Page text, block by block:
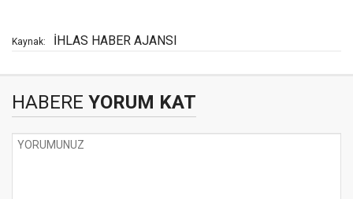
Kaynak: İHLAS HABER AJANSI
HABERE YORUM KAT